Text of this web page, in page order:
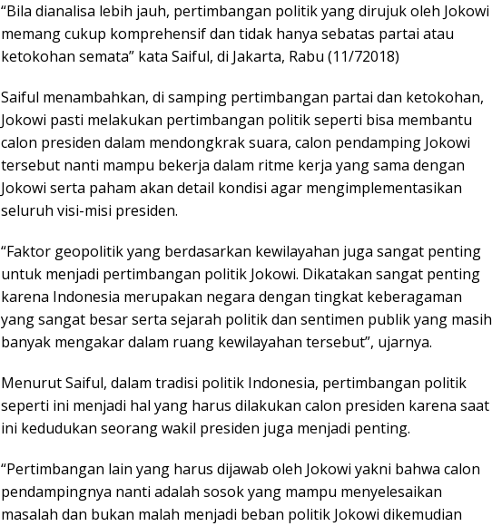
“Bila dianalisa lebih jauh, pertimbangan politik yang dirujuk oleh Jokowi
memang cukup komprehensif dan tidak hanya sebatas partai atau
ketokohan semata” kata Saiful, di Jakarta, Rabu (11/72018)
Saiful menambahkan, di samping pertimbangan partai dan ketokohan,
Jokowi pasti melakukan pertimbangan politik seperti bisa membantu
calon presiden dalam mendongkrak suara, calon pendamping Jokowi
tersebut nanti mampu bekerja dalam ritme kerja yang sama dengan
Jokowi serta paham akan detail kondisi agar mengimplementasikan
seluruh visi-misi presiden.
“Faktor geopolitik yang berdasarkan kewilayahan juga sangat penting
untuk menjadi pertimbangan politik Jokowi. Dikatakan sangat penting
karena Indonesia merupakan negara dengan tingkat keberagaman
yang sangat besar serta sejarah politik dan sentimen publik yang masih
banyak mengakar dalam ruang kewilayahan tersebut”, ujarnya.
Menurut Saiful, dalam tradisi politik Indonesia, pertimbangan politik
seperti ini menjadi hal yang harus dilakukan calon presiden karena saat
ini kedudukan seorang wakil presiden juga menjadi penting.
“Pertimbangan lain yang harus dijawab oleh Jokowi yakni bahwa calon
pendampingnya nanti adalah sosok yang mampu menyelesaikan
masalah dan bukan malah menjadi beban politik Jokowi dikemudian